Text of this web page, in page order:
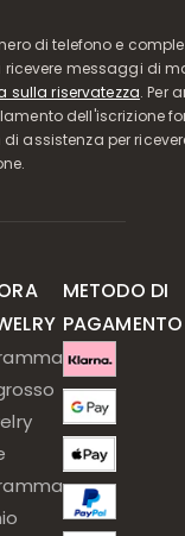
di telefono e
messaggi di
sulla riservatezza. Per
dell'iscrizione
assistenza per
METODO DI
PAGAMENTO